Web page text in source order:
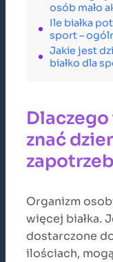
osób mało
Ile białka
sport –
Jakie jest
białko dla
znać
Organizm
więcej białka.
dostarczone
ilościach,